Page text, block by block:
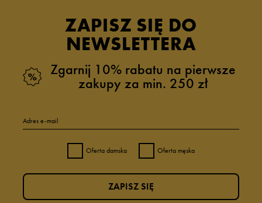
ZAPISZ SIĘ DO
NEWSLETTERA
Zgarnij 10% rabatu na pierwsze
zakupy za min. 250 zł
Adres e-mail
Oferta damska Oferta męska
ZAPISZ SIĘ